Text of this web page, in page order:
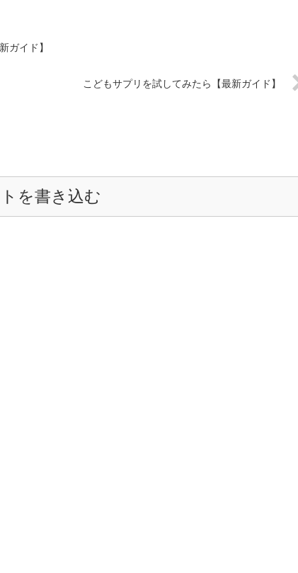
ガイド】
こどもサプリを試してみたら【最新ガイド】
を書き込む